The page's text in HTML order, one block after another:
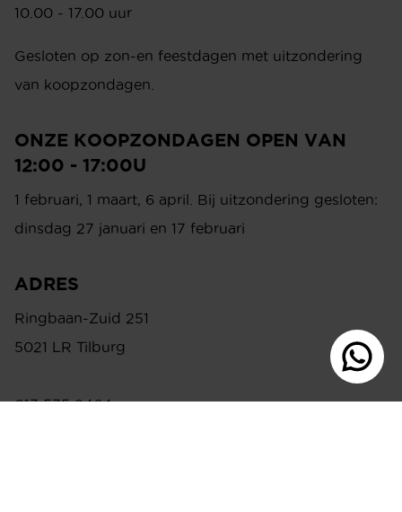
10.00 - 17.00 uur
Gesloten op zon-en feestdagen met uitzondering
van koopzondagen.
ONZE KOOPZONDAGEN OPEN VAN
12:00 - 17:00U
1 februari, 1 maart, 6 april. Bij uitzondering gesloten:
dinsdag 27 januari en 17 februari
ADRES
Ringbaan-Zuid 251
5021 LR Tilburg
013 535 9464